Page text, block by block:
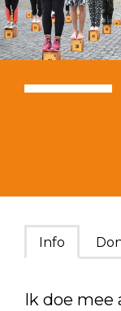
Info
Ik doe mee